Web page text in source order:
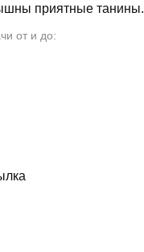
приятные танины.
от и до: